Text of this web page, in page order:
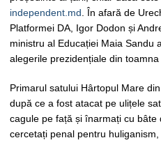
independent.md. În afară de
Platformei DA, Igor Dodon și
ministru al Educației Maia Sandu
alegerile prezidențiale din
Primarul satului Hârtopul Mare
după ce a fost atacat pe ulițele
cagule pe față și înarmați cu bâte
cercetați penal pentru huliganism,